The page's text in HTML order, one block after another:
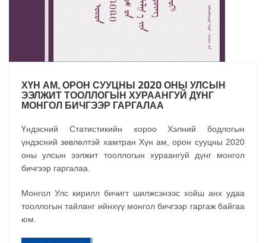
ХҮН АМ, ОРОН СУУЦНЫ 2020 ОНЫ УЛСЫН
ЭЭЛЖИТ ТООЛЛОГЫН ХУРААНГУЙ ДҮНГ
МОНГОЛ БИЧГЭЭР ГАРГАЛАА
Үндэсний Статистикийн хороо Хэлний бодлогын
үндэсний зөвлөлтэй хамтран Хүн ам, орон сууцны 2020
оны улсын ээлжит тооллогын хураангуй дүнг монгол
бичгээр гаргалаа.
Монгол Улс кирилл бичигт шилжсэнээс хойш анх удаа
тооллогын тайланг ийнхүү монгол бичгээр гаргаж байгаа
юм.